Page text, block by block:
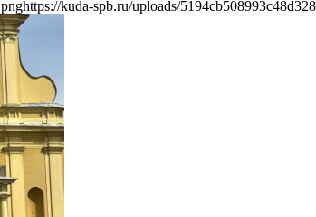
https://kuda-spb.ru/uploads/